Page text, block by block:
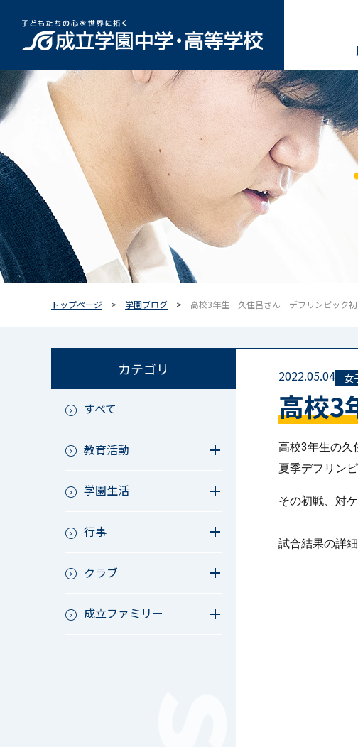
トップページ 学園ブログ 高校3年生 久住呂さん デフリンピック
2022.05.04 女
高校3
高校3年生の久
夏季デフリン
その初戦、対
試合結果の詳細
カテゴリ
すべて
教育活動
教育活動（高校）
教育活動（その他）
学園生活
今日の1枚～ｸﾗｽ&ｸﾗﾌﾞ編～
行事
成立祭（文化祭）
夏フェス
クラブ
軟式野球
成立ファミリー